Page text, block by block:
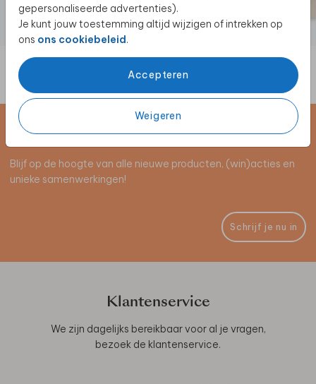
gepersonaliseerde advertenties).
Je kunt jouw toestemming altijd wijzigen of intrekken op
ons ons cookiebeleid.
Accepteren
Weigeren
Schrijf je in voor de nieuwsbrief
Blijf op de hoogte van alle nieuwe producten, (win)acties en
unieke samenwerkingen!
Schrijf je nu in
Klantenservice
We zijn dagelijks bereikbaar voor al je vragen,
bezoek de klantenservice.